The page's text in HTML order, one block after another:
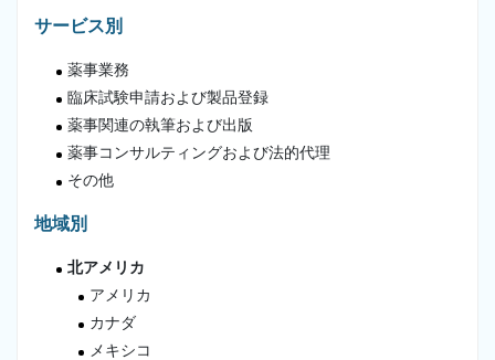
サービス別
薬事業務
臨床試験申請および製品登録
薬事関連の執筆および出版
薬事コンサルティングおよび法的代理
その他
地域別
北アメリカ
アメリカ
カナダ
メキシコ